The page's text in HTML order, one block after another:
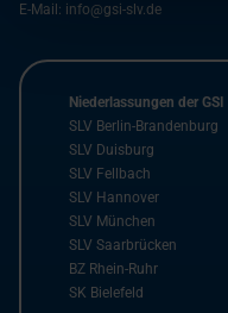
E-Mail: info@gsi-slv.de
Niederlassungen der GSI
SLV Berlin-Brandenburg
SLV Duisburg
SLV Fellbach
SLV Hannover
SLV München
SLV Saarbrücken
BZ Rhein-Ruhr
SK Bielefeld